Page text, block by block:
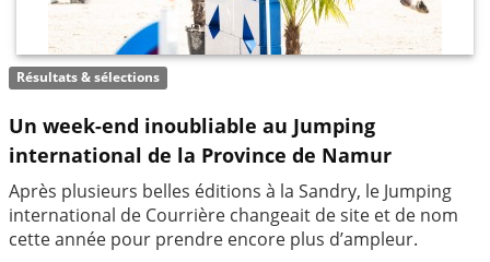
Résultats & sélections
Un week-end inoubliable au Jumping
international de la Province de Namur
Après plusieurs belles éditions à la Sandry, le Jumping
international de Courrière changeait de site et de nom
cette année pour prendre encore plus d’ampleur.